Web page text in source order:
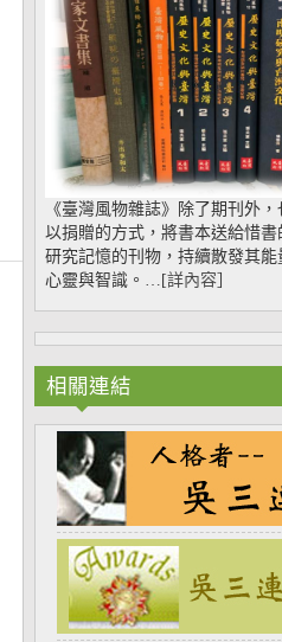
《臺灣風物雜誌》除了期刊外
以捐贈的方式，將書本送給惜
研究記憶的刊物，持續散發其
心靈與智識。…[詳內容
相關連結